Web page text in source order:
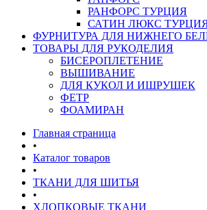
РАНФОРС ТУРЦИЯ
САТИН ЛЮКС
ФУРНИТУРА ДЛЯ НИЖНЕГО
ТОВАРЫ ДЛЯ РУКОДЕЛИЯ
БИСЕРОПЛЕТЕНИЕ
ВЫШИВАНИЕ
ДЛЯ КУКОЛ И ИШРУШЕК
ФЕТР
ФОАМИРАН
Главная страница
•
Каталог товаров
•
ТКАНИ ДЛЯ ШИТЬЯ
•
ХЛОПКОВЫЕ ТКАНИ